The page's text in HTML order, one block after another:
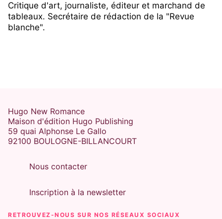
Critique d'art, journaliste, éditeur et marchand de
tableaux. Secrétaire de rédaction de la "Revue
blanche".
Hugo New Romance
Maison d'édition Hugo Publishing
59 quai Alphonse Le Gallo
92100 BOULOGNE-BILLANCOURT
Nous contacter
Inscription à la newsletter
RETROUVEZ-NOUS SUR NOS RÉSEAUX SOCIAUX